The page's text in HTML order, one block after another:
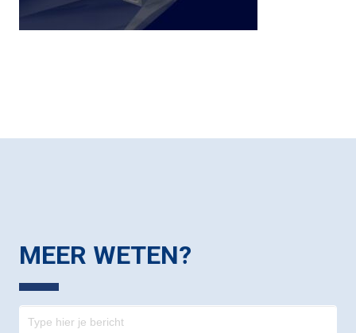
MEER WETEN?
Contact